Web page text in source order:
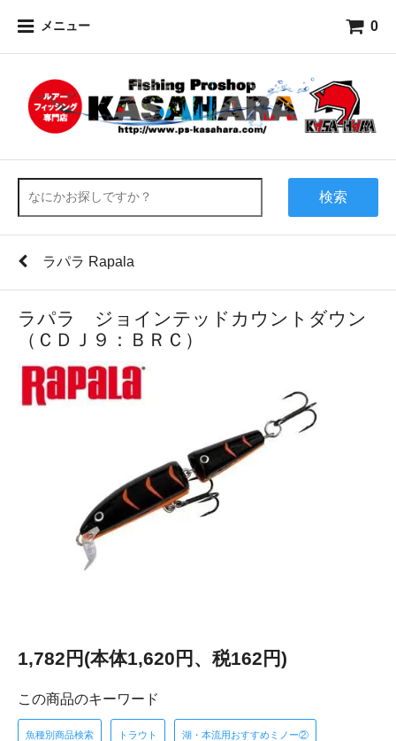
メニュー 0
検索
ラパラ Rapala
ラパラ ジョインテッドカウントダウン
（ＣＤＪ９：ＢＲＣ）
1,782円(本体1,620円、税162円)
この商品のキーワード
魚種別商品検索 トラウト 湖・本流用おすすめミノー②